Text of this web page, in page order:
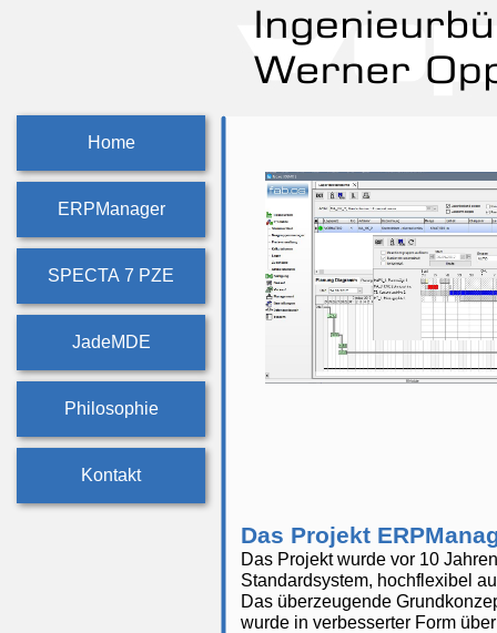
Das Projekt
Das Projekt wurde vor 10
Standardsystem, hochflexibel
Das überzeugende
wurde in verbesserter Form
Home
ERPManager
SPECTA 7 PZE
JadeMDE
Philosophie
Kontakt